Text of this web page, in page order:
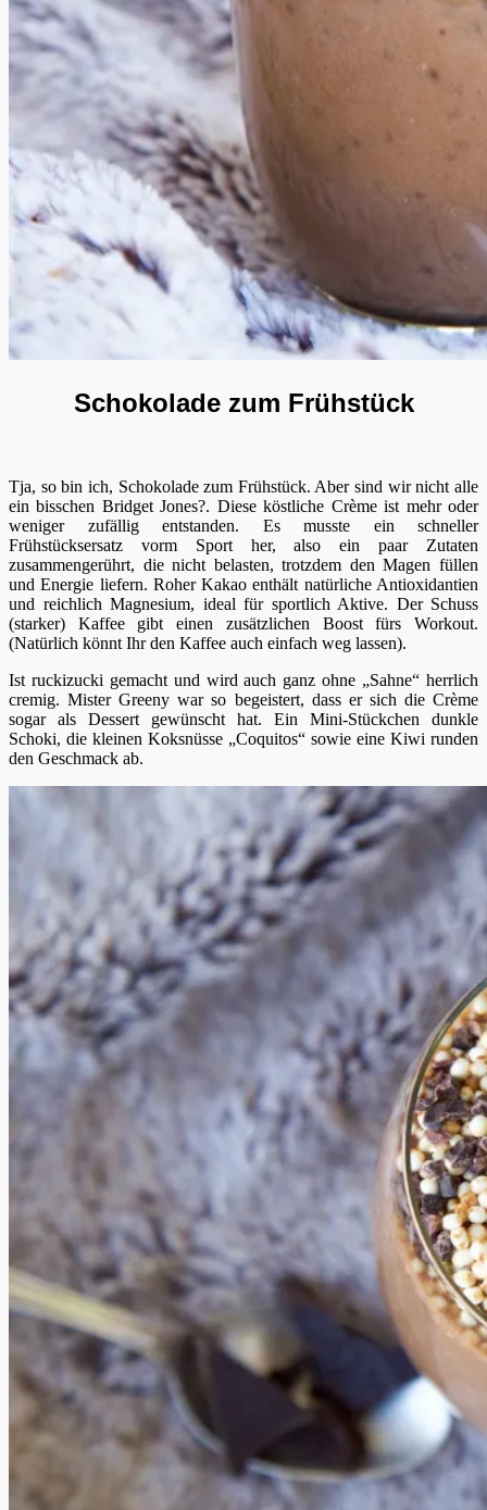
Schokolade zum Frühstück
Tja, so bin ich, Schokolade zum Frühstück. Aber sind wir nicht alle
ein bisschen Bridget Jones?. Diese köstliche Crème ist mehr oder
weniger zufällig entstanden. Es musste ein schneller
Frühstücksersatz vorm Sport her, also ein paar Zutaten
zusammengerührt, die nicht belasten, trotzdem den Magen füllen
und Energie liefern. Roher Kakao enthält natürliche Antioxidantien
und reichlich Magnesium, ideal für sportlich Aktive. Der Schuss
(starker) Kaffee gibt einen zusätzlichen Boost fürs Workout.
(Natürlich könnt Ihr den Kaffee auch einfach weg lassen).
Ist ruckizucki gemacht und wird auch ganz ohne „Sahne“ herrlich
cremig. Mister Greeny war so begeistert, dass er sich die Crème
sogar als Dessert gewünscht hat. Ein Mini-Stückchen dunkle
Schoki, die kleinen Koksnüsse „Coquitos“ sowie eine Kiwi runden
den Geschmack ab.